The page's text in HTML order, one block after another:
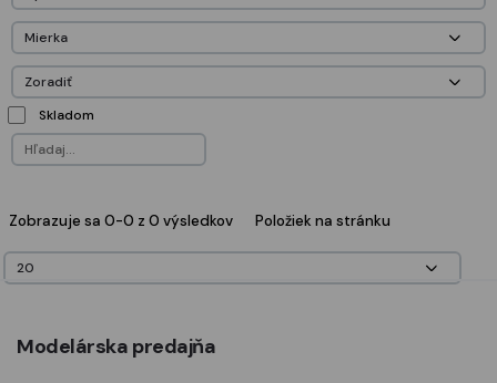
Skladom
Zobrazuje sa 0-0 z 0 výsledkov Položiek na stránku
Modelárska predajňa